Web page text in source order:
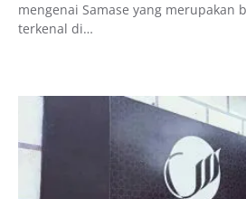
mengenai Samase yang merupakan
terkenal di…